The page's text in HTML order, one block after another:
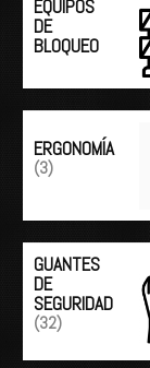
EQUIPOS
DE
BLOQUEO
ERGONOMÍA
(3)
GUANTES
DE
SEGURIDAD
(32)